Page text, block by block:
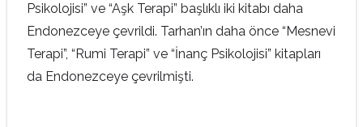
Psikolojisi” ve “Aşk Terapi” başlıklı iki kitabı daha
Endonezceye çevrildi. Tarhan’ın daha önce “Mesnevi
Terapi”, “Rumi Terapi” ve “İnanç Psikolojisi” kitapları
da Endonezceye çevrilmişti.